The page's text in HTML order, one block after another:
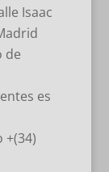
Isaac
de
es
+(34)